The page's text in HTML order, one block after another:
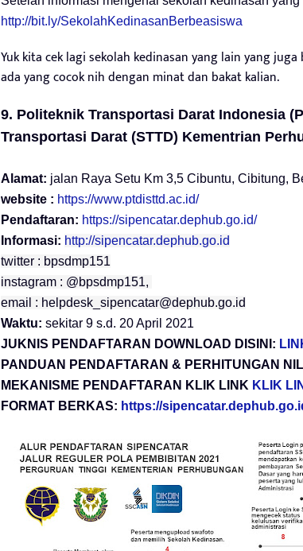
http://bit.ly/SekolahKedinasanBerbeasiswa
Yuk kita cek lagi sekolah kedinasan yang lain yang
ada yang cocok nih dengan minat dan bakat kalian.
9. Politeknik Transportasi Darat Indonesia
Transportasi Darat (STTD) Kementrian
Alamat: jalan Raya Setu Km 3,5 Cibuntu, Cibitung,
website : https://www.ptdisttd.ac.id/
Pendaftaran: https://sipencatar.dephub.go.id/
Informasi: http://sipencatar.dephub.go.id
twitter : bpsdmp151
instagram : @bpsdmp151,
email : helpdesk_sipencatar@dephub.go.id
Waktu: sekitar 9 s.d. 20 April 2021
JUKNIS PENDAFTARAN DOWNLOAD DISINI:
PANDUAN PENDAFTARAN & PERHITUNGAN
MEKANISME PENDAFTARAN KLIK LINK KLIK
FORMAT BERKAS: https://